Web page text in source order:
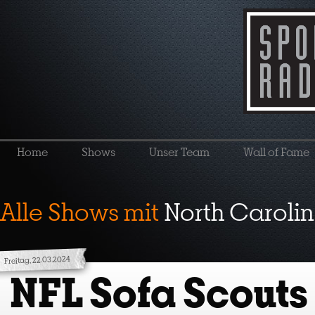
Home Shows Unser Team Wall of Fame
Alle Shows mitNorth
Freitag, 22.03.2024
NFL Sofa